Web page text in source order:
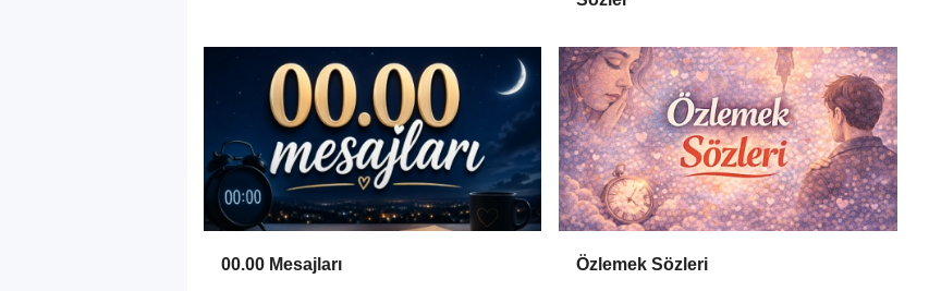
00.00 Mesajları Özlemek Sözleri